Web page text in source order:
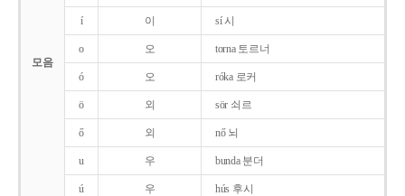
모음
í 이 sí 시
o 오 torna 토르너
ó 오 róka 로커
ö 외 sör 쇠르
ő 외 nő 뇌
u 우 bunda 분더
ú 우 hús 후시